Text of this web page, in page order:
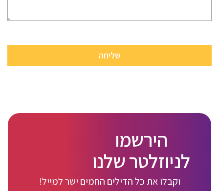
הירשמו
לניוזלטר שלנו
וקבלו את כל הדילים החמים ישר למייל!